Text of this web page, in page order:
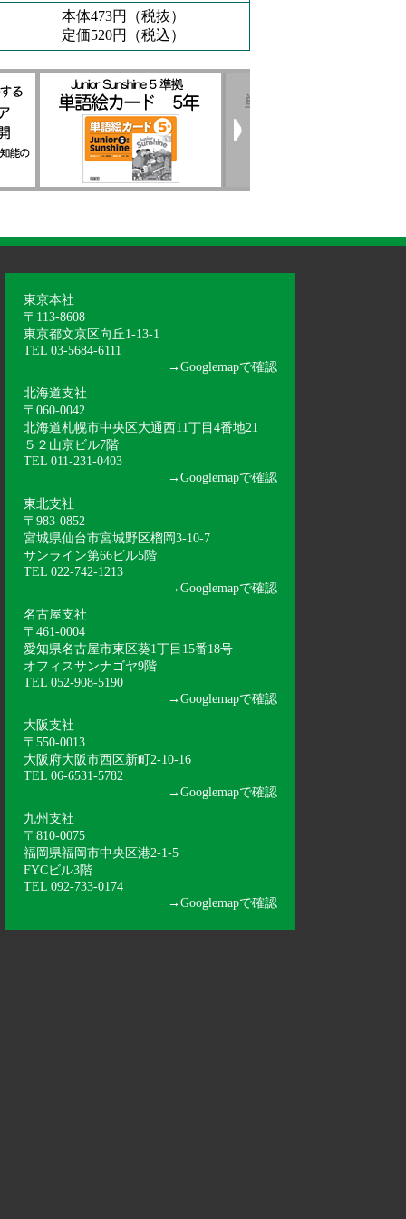
本体473円（税抜）
定価520円（税込）
東京本社
〒113-8608
東京都文京区向丘1-13-1
TEL 03-5684-6111
→Googlemapで確認
北海道支社
〒060-0042
北海道札幌市中央区大通西11丁目4番地21
５２山京ビル7階
TEL 011-231-0403
→Googlemapで確認
東北支社
〒983-0852
宮城県仙台市宮城野区榴岡3-10-7
サンライン第66ビル5階
TEL 022-742-1213
→Googlemapで確認
名古屋支社
〒461-0004
愛知県名古屋市東区葵1丁目15番18号
オフィスサンナゴヤ9階
TEL 052-908-5190
→Googlemapで確認
大阪支社
〒550-0013
大阪府大阪市西区新町2-10-16
TEL 06-6531-5782
→Googlemapで確認
九州支社
〒810-0075
福岡県福岡市中央区港2-1-5
FYCビル3階
TEL 092-733-0174
→Googlemapで確認